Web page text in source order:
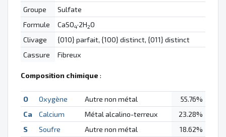
Groupe
Sulfate
Formule
CaSO4·2H2O
Clivage
{010} parfait, {100} distinct, {011} distinct
Cassure
Fibreux
Composition chimique :
O Oxygène Autre non métal
55.76%
Ca
Calcium Métal alcalino-terreux
23.28%
S
Soufre Autre non métal 18.62%